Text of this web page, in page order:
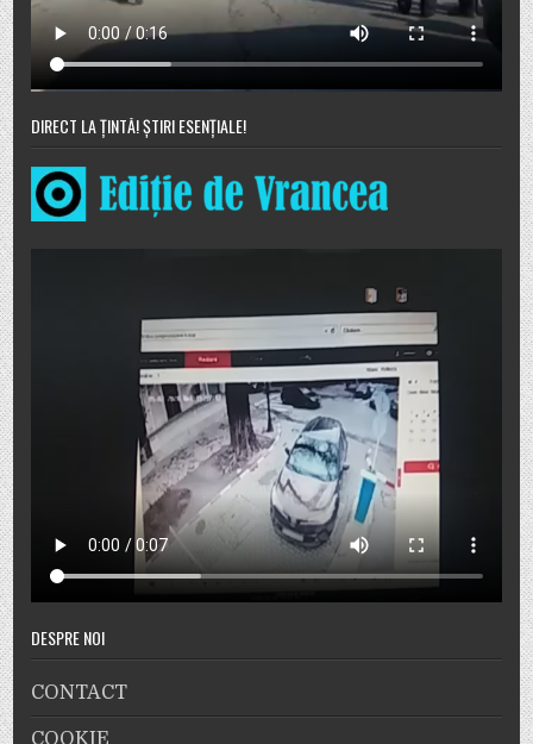
DIRECT LA ȚINTĂ! ȘTIRI ESENȚIALE!
DESPRE NOI
CONTACT
COOKIE